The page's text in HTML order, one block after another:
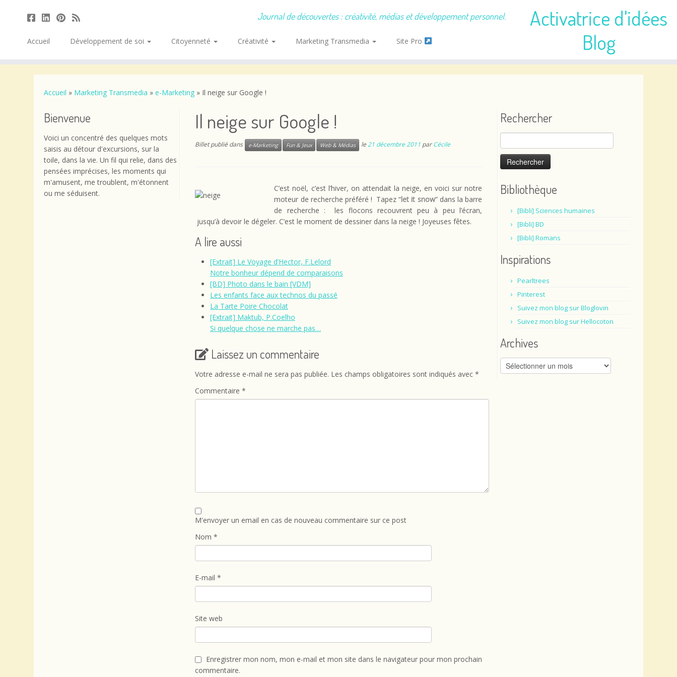
Activatrice d'idées
Blog
Journal de découvertes : créativité, médias et développement personnel.
Accueil Développement de soi Citoyenneté Créativité Marketing Transmedia Site Pro
Accueil » Marketing Transmedia » e-Marketing » Il neige sur Google !
Bienvenue
Voici un concentré des quelques mots
saisis au détour d'excursions, sur la
toile, dans la vie. Un fil qui relie, dans des
pensées imprécises, les moments qui
m'amusent, me troublent, m'étonnent
ou me séduisent.
Il neige sur Google !
Billet publié dans e-Marketing Fun & Jeux Web & Médias le21 décembre 2011 parCécile
C’est noël, c’est l’hiver, on attendait la neige, en voici sur notre
moteur de recherche préféré ! Tapez “let it snow” dans la barre
de recherche : les flocons recouvrent peu à peu l’écran,
jusqu’à devoir le dégeler. C’est le moment de dessiner dans la neige ! Joyeuses fêtes.
A lire aussi
[Extrait] Le Voyage d’Hector, F.Lelord
Notre bonheur dépend de comparaisons
[BD] Photo dans le bain [VDM]
Les enfants face aux technos du passé
La Tarte Poire Chocolat
[Extrait] Maktub, P.Coelho
Si quelque chose ne marche pas…
Laissez un commentaire
Votre adresse e-mail ne sera pas publiée. Les champs obligatoires sont indiqués avec *
Commentaire *
M'envoyer un email en cas de nouveau commentaire sur ce post
Nom *
E-mail *
Site web
Enregistrer mon nom, mon e-mail et mon site dans le navigateur pour mon prochain
commentaire.
Rechercher
Rechercher :
Bibliothèque
[Bibli] Sciences humaines
[Bibli] BD
[Bibli] Romans
Inspirations
Pearltrees
Pinterest
Suivez mon blog sur Bloglovin
Suivez mon blog sur Hellocoton
Archives
Archives